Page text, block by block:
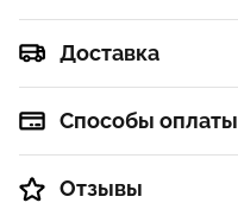
Доставка
Способы оплаты
Отзывы